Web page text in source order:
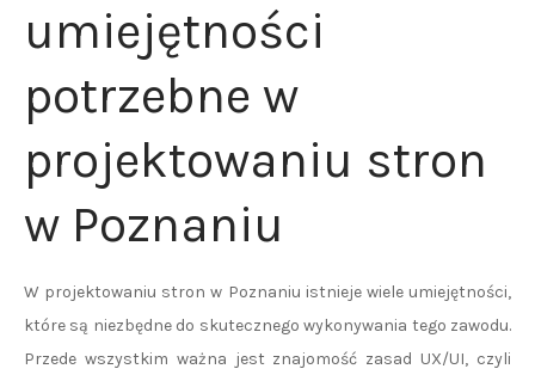
umiejętności
potrzebne w
projektowaniu stron
w Poznaniu
W projektowaniu stron w Poznaniu istnieje wiele umiejętności,
które są niezbędne do skutecznego wykonywania tego zawodu.
Przede wszystkim ważna jest znajomość zasad UX/UI, czyli